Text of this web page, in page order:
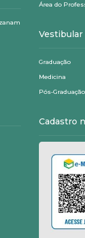
Área do
Vestibular
Graduação
Medicina
Pós-Graduação
Cadastro